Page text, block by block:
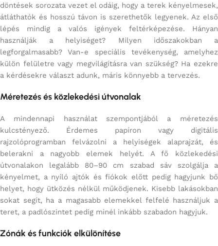
döntések sorozata vezet el odáig, hogy a terek kényelmesek,
átláthatók és hosszú távon is szerethetők legyenek. Az első
lépés mindig a valós igények feltérképezése. Hányan
használják a helyiséget? Milyen időszakokban a
legforgalmasabb? Van-e speciális tevékenység, amelyhez
külön felületre vagy megvilágításra van szükség? Ha ezekre
a kérdésekre választ adunk, máris könnyebb a tervezés.
Méretezés és közlekedési útvonalak
A mindennapi használat szempontjából a méretezés
kulcstényező. Érdemes papíron vagy digitális
rajzolóprogramban felvázolni a helyiségek alaprajzát, és
belerakni a nagyobb elemek helyét. A fő közlekedési
útvonalakon legalább 80–90 cm szabad sáv szolgálja a
kényelmet, a nyíló ajtók és fiókok előtt pedig hagyjunk bő
helyet, hogy ütközés nélkül működjenek. Kisebb lakásokban
sokat segít, ha a magasabb elemekkel felfelé használjuk a
teret, a padlószintet pedig minél inkább szabadon hagyjuk.
Zónák és funkciók elkülönítése